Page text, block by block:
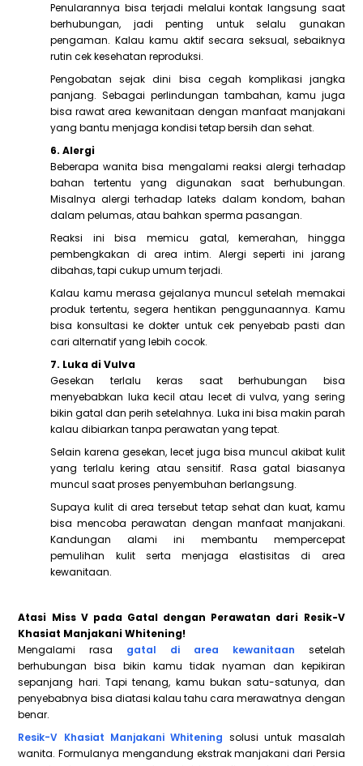
Penularannya bisa terjadi melalui kontak langsung saat
berhubungan, jadi penting untuk selalu gunakan
pengaman. Kalau kamu aktif secara seksual, sebaiknya
rutin cek kesehatan reproduksi.
Pengobatan sejak dini bisa cegah komplikasi jangka
panjang. Sebagai perlindungan tambahan, kamu juga
bisa rawat area kewanitaan dengan manfaat manjakani
yang bantu menjaga kondisi tetap bersih dan sehat.
6. Alergi
Beberapa wanita bisa mengalami reaksi alergi terhadap
bahan tertentu yang digunakan saat berhubungan.
Misalnya alergi terhadap lateks dalam kondom, bahan
dalam pelumas, atau bahkan sperma pasangan.
Reaksi ini bisa memicu gatal, kemerahan, hingga
pembengkakan di area intim. Alergi seperti ini jarang
dibahas, tapi cukup umum terjadi.
Kalau kamu merasa gejalanya muncul setelah memakai
produk tertentu, segera hentikan penggunaannya. Kamu
bisa konsultasi ke dokter untuk cek penyebab pasti dan
cari alternatif yang lebih cocok.
7. Luka di Vulva
Gesekan terlalu keras saat berhubungan bisa
menyebabkan luka kecil atau lecet di vulva, yang sering
bikin gatal dan perih setelahnya. Luka ini bisa makin parah
kalau dibiarkan tanpa perawatan yang tepat.
Selain karena gesekan, lecet juga bisa muncul akibat kulit
yang terlalu kering atau sensitif. Rasa gatal biasanya
muncul saat proses penyembuhan berlangsung.
Supaya kulit di area tersebut tetap sehat dan kuat, kamu
bisa mencoba perawatan dengan manfaat manjakani.
Kandungan alami ini membantu mempercepat
pemulihan kulit serta menjaga elastisitas di area
kewanitaan.
Atasi Miss V pada Gatal dengan Perawatan dari Resik-V
Khasiat Manjakani Whitening!
Mengalami rasa gatal di area kewanitaan setelah
berhubungan bisa bikin kamu tidak nyaman dan kepikiran
sepanjang hari. Tapi tenang, kamu bukan satu-satunya, dan
penyebabnya bisa diatasi kalau tahu cara merawatnya dengan
benar.
Resik-V Khasiat Manjakani Whitening solusi untuk masalah
wanita. Formulanya mengandung ekstrak manjakani dari Persia